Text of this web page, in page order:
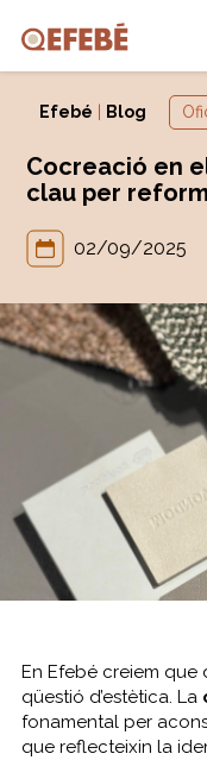
Efebé Blog
Cocreació en
clau per
02/09/2025
En Efebé creiem que
qüestió d’estètica. La
fonamental per
que reflecteixin la